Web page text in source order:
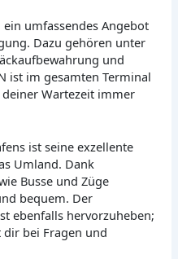
umfassendes Angebot
Dazu gehören unter
und
ist im gesamten Terminal
Wartezeit immer
ist seine exzellente
Umland. Dank
Busse und Züge
bequem. Der
ebenfalls hervorzuheben;
bei Fragen und